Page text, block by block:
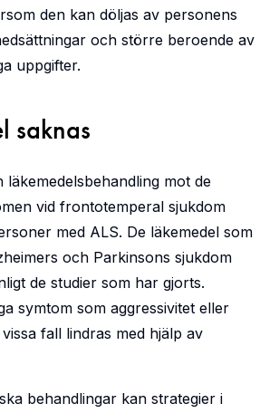
den kan döljas av personens
och större beroende av
uppgifter.
saknas
läkemedelsbehandling mot de
vid frontotemperal sjukdom
med ALS. De läkemedel som
och Parkinsons sjukdom
de studier som har gjorts.
symtom som aggressivitet eller
fall lindras med hjälp av
behandlingar kan strategier i